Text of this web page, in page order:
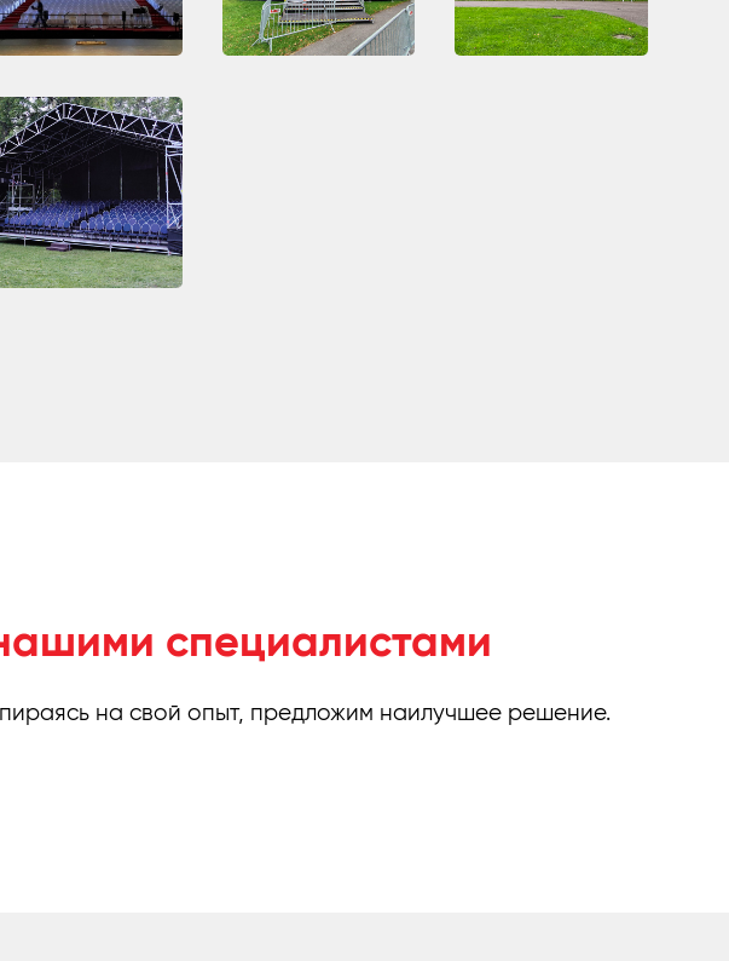
специалистами
на свой опыт, предложим наилучшее решение.